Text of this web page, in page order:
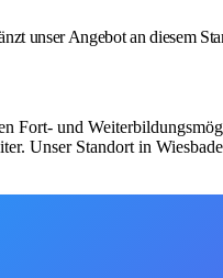
unser Angebot an diesem
Fort- und
Unser Standort in